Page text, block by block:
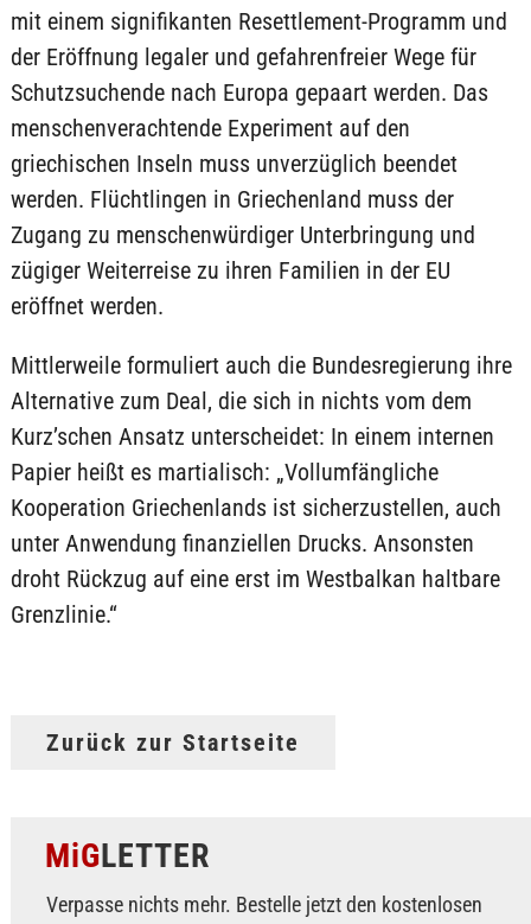
mit einem signifikanten Resettlement-Programm und
der Eröffnung legaler und gefahrenfreier Wege für
Schutzsuchende nach Europa gepaart werden. Das
menschenverachtende Experiment auf den
griechischen Inseln muss unverzüglich beendet
werden. Flüchtlingen in Griechenland muss der
Zugang zu menschenwürdiger Unterbringung und
zügiger Weiterreise zu ihren Familien in der EU
eröffnet werden.
Mittlerweile formuliert auch die Bundesregierung ihre
Alternative zum Deal, die sich in nichts vom dem
Kurz’schen Ansatz unterscheidet: In einem internen
Papier heißt es martialisch: „Vollumfängliche
Kooperation Griechenlands ist sicherzustellen, auch
unter Anwendung finanziellen Drucks. Ansonsten
droht Rückzug auf eine erst im Westbalkan haltbare
Grenzlinie.“
Zurück zur Startseite
MiGLETTER
Verpasse nichts mehr. Bestelle jetzt den kostenlosen